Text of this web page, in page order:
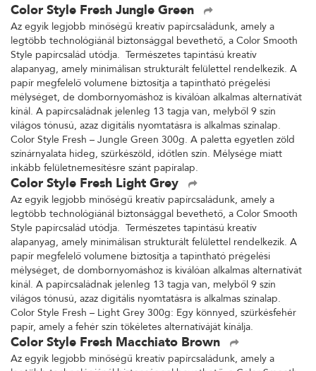
Color Style Fresh Jungle Green
Az egyik legjobb minőségű kreatív papírcsaládunk, amely a
legtöbb technológiánál biztonsággal bevethető, a Color Smooth
Style papírcsalád utódja. Természetes tapintású kreatív
alapanyag, amely minimálisan strukturált felülettel rendelkezik. A
papír megfelelő volumene biztosítja a tapintható prégelési
mélységet, de dombornyomáshoz is kiválóan alkalmas alternatívát
kínál. A papírcsaládnak jelenleg 13 tagja van, melyből 9 szín
világos tónusú, azaz digitális nyomtatásra is alkalmas színalap.
Color Style Fresh – Jungle Green 300g. A paletta egyetlen zöld
színárnyalata hideg, szürkészöld, időtlen szín. Mélysége miatt
inkább felületnemesítésre szánt papíralap.
Color Style Fresh Light Grey
Az egyik legjobb minőségű kreatív papírcsaládunk, amely a
legtöbb technológiánál biztonsággal bevethető, a Color Smooth
Style papírcsalád utódja. Természetes tapintású kreatív
alapanyag, amely minimálisan strukturált felülettel rendelkezik. A
papír megfelelő volumene biztosítja a tapintható prégelési
mélységet, de dombornyomáshoz is kiválóan alkalmas alternatívát
kínál. A papírcsaládnak jelenleg 13 tagja van, melyből 9 szín
világos tónusú, azaz digitális nyomtatásra is alkalmas színalap.
Color Style Fresh – Light Grey 300g: Egy könnyed, szürkésfehér
papír, amely a fehér szín tökéletes alternatíváját kínálja.
Color Style Fresh Macchiato Brown
Az egyik legjobb minőségű kreatív papírcsaládunk, amely a